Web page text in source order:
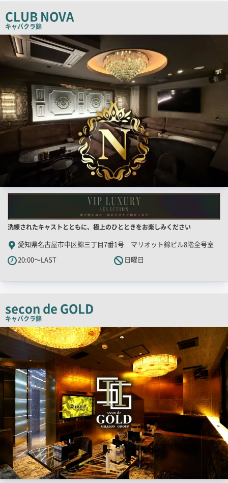
コ
ピ
ー
CLUB NOVA
キャバクラ錦
検
果
画
像
店
舗
PR
キ
コ
ピ
ー
洗練されたキャストとともに、極上のひとときをお楽しみください
愛知県名古屋市中区錦三丁目7番1号 マリオット錦ビル8階全号室
20:00～LAST
日曜日
secon de GOLD
キャバクラ錦
検
索
果
一
覧
用
画